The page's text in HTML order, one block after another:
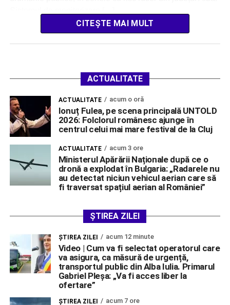
CITEȘTE MAI MULT
ACTUALITATE
ACTUALITATE acum o oră
Ionuț Fulea, pe scena principală UNTOLD
2026: Folclorul românesc ajunge în
centrul celui mai mare festival de la Cluj
ACTUALITATE acum 3 ore
Ministerul Apărării Naționale după ce o
dronă a explodat în Bulgaria: „Radarele nu
au detectat niciun vehicul aerian care să
fi traversat spațiul aerian al României”
ȘTIREA ZILEI
ŞTIREA ZILEI acum 12 minute
Video | Cum va fi selectat operatorul care
va asigura, ca măsură de urgență,
transportul public din Alba Iulia. Primarul
Gabriel Pleșa: „Va fi acces liber la
ofertare”
ŞTIREA ZILEI acum 7 ore